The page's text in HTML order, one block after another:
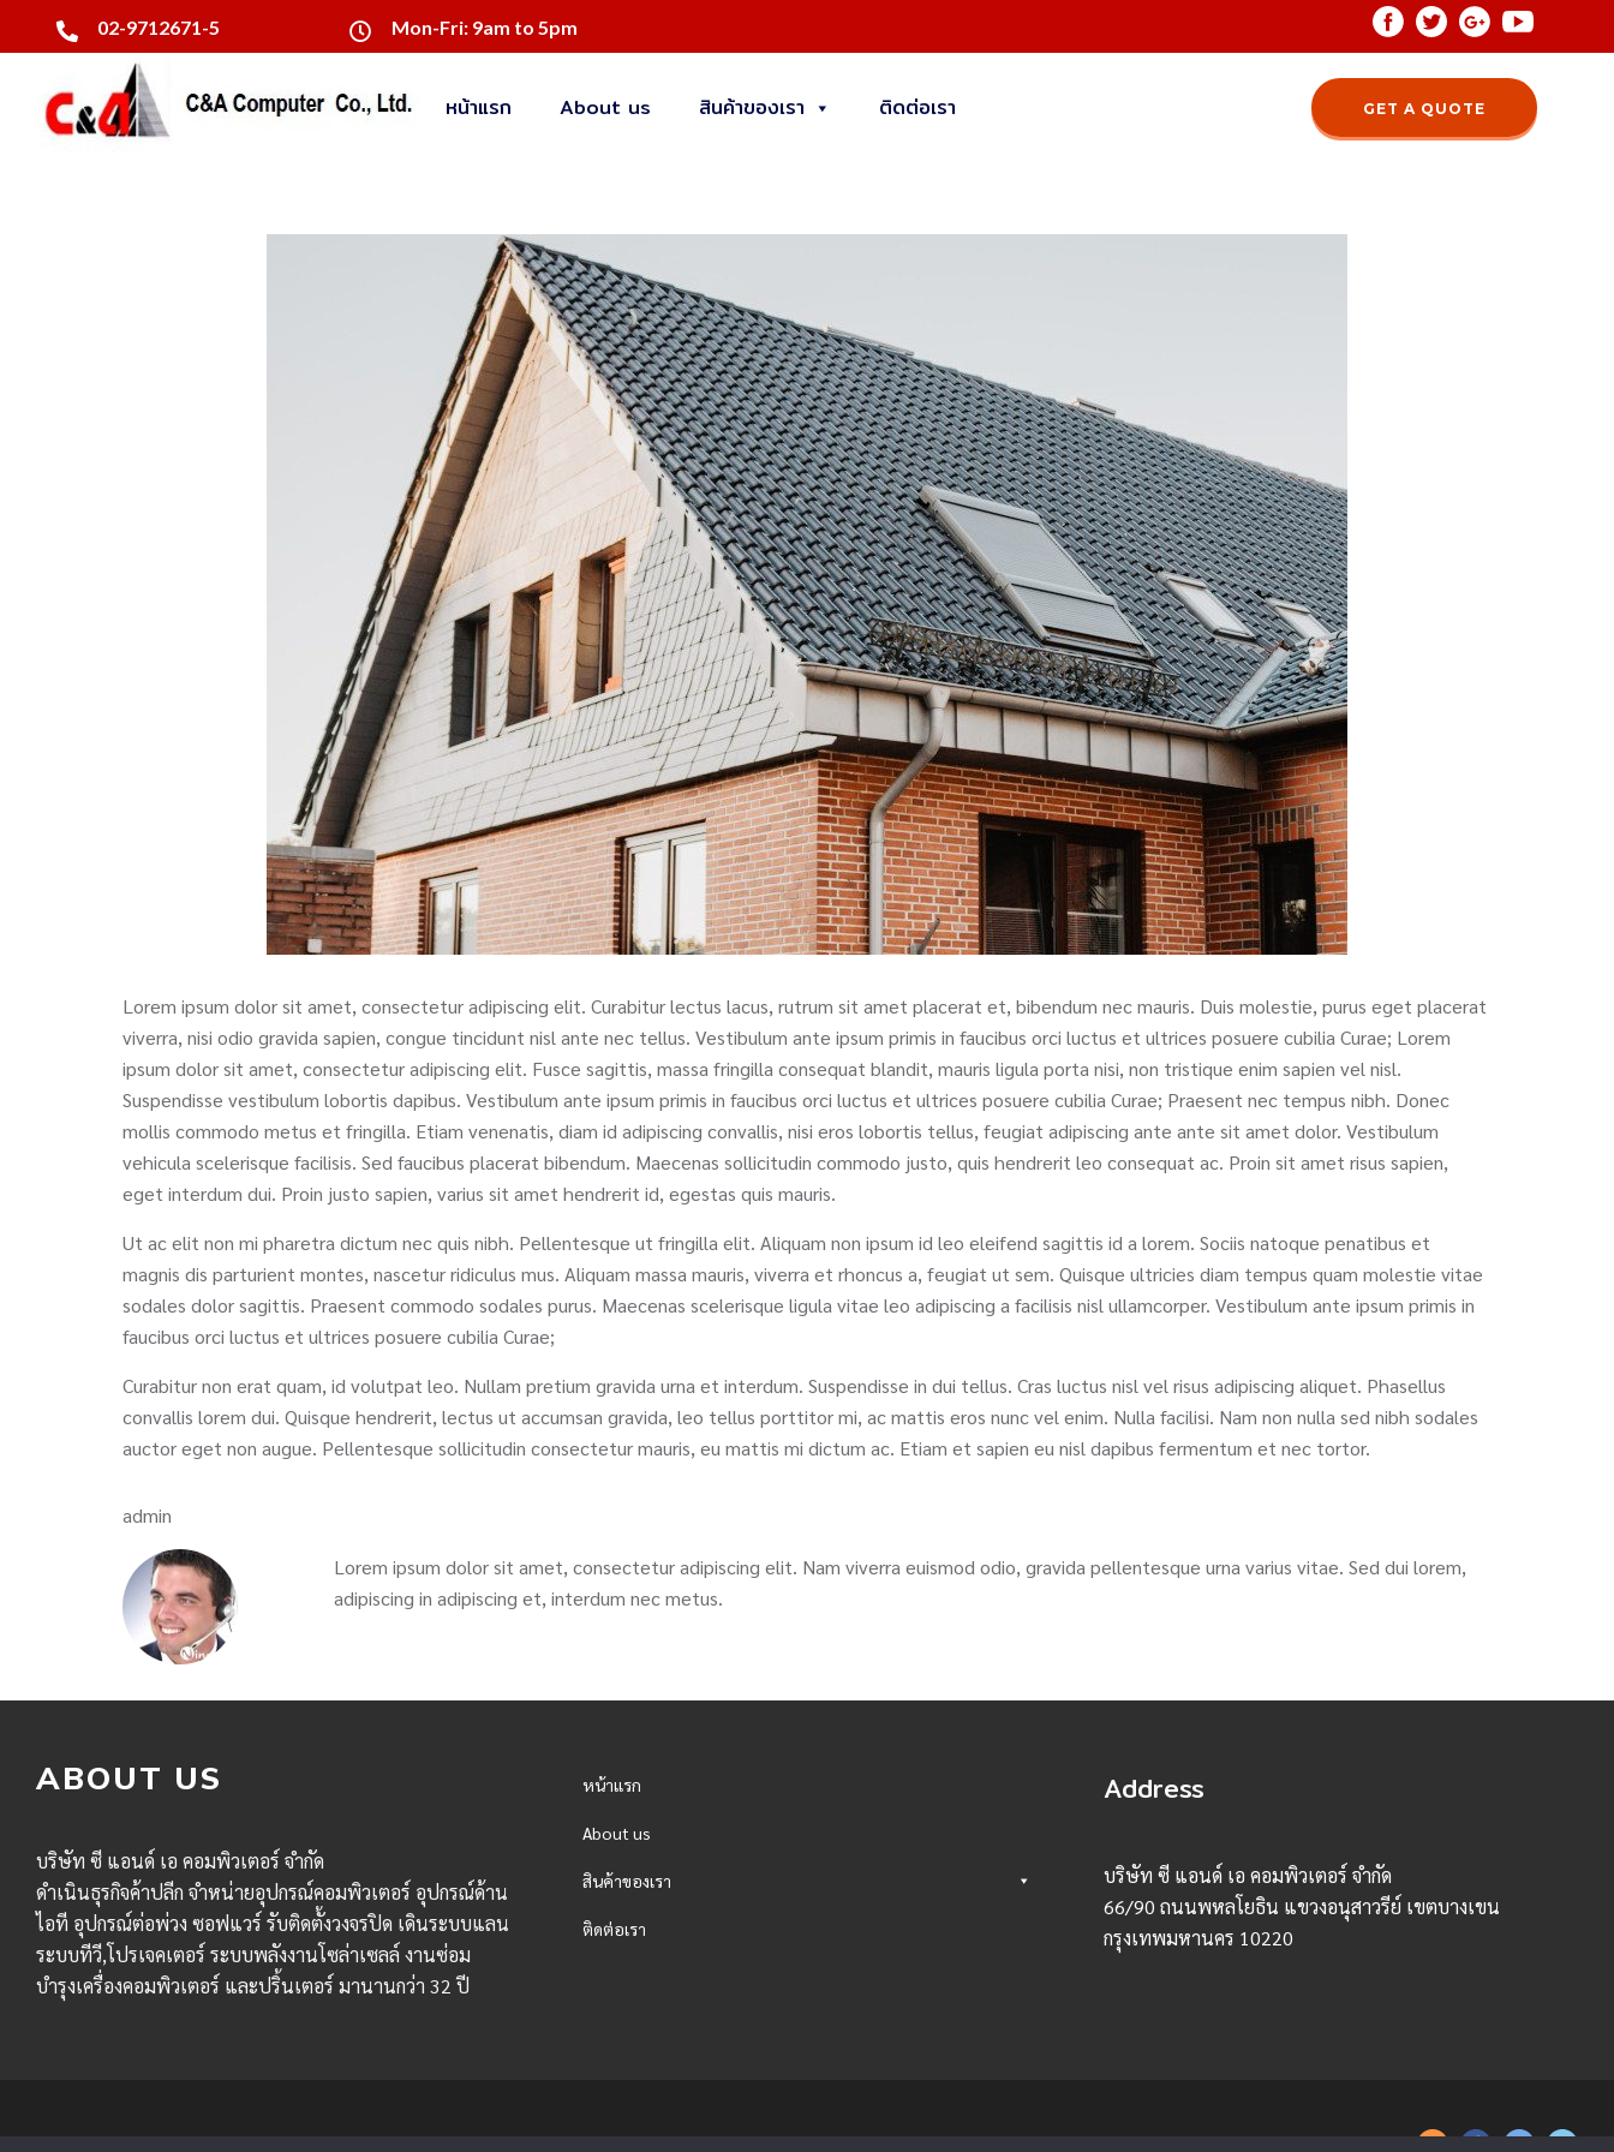
02-9712671-5 Mon-Fri: 9am to 5pm
หน้าแรก About us สินค้าของเรา ติดต่อเรา GET A QUOTE
Lorem ipsum dolor sit amet, consectetur adipiscing elit. Curabitur lectus lacus, rutrum sit amet placerat et, bibendum nec mauris. Duis molestie, purus eget placerat
viverra, nisi odio gravida sapien, congue tincidunt nisl ante nec tellus. Vestibulum ante ipsum primis in faucibus orci luctus et ultrices posuere cubilia Curae; Lorem
ipsum dolor sit amet, consectetur adipiscing elit. Fusce sagittis, massa fringilla consequat blandit, mauris ligula porta nisi, non tristique enim sapien vel nisl.
Suspendisse vestibulum lobortis dapibus. Vestibulum ante ipsum primis in faucibus orci luctus et ultrices posuere cubilia Curae; Praesent nec tempus nibh. Donec
mollis commodo metus et fringilla. Etiam venenatis, diam id adipiscing convallis, nisi eros lobortis tellus, feugiat adipiscing ante ante sit amet dolor. Vestibulum
vehicula scelerisque facilisis. Sed faucibus placerat bibendum. Maecenas sollicitudin commodo justo, quis hendrerit leo consequat ac. Proin sit amet risus sapien,
eget interdum dui. Proin justo sapien, varius sit amet hendrerit id, egestas quis mauris.
Ut ac elit non mi pharetra dictum nec quis nibh. Pellentesque ut fringilla elit. Aliquam non ipsum id leo eleifend sagittis id a lorem. Sociis natoque penatibus et
magnis dis parturient montes, nascetur ridiculus mus. Aliquam massa mauris, viverra et rhoncus a, feugiat ut sem. Quisque ultricies diam tempus quam molestie vitae
sodales dolor sagittis. Praesent commodo sodales purus. Maecenas scelerisque ligula vitae leo adipiscing a facilisis nisl ullamcorper. Vestibulum ante ipsum primis in
faucibus orci luctus et ultrices posuere cubilia Curae;
Curabitur non erat quam, id volutpat leo. Nullam pretium gravida urna et interdum. Suspendisse in dui tellus. Cras luctus nisl vel risus adipiscing aliquet. Phasellus
convallis lorem dui. Quisque hendrerit, lectus ut accumsan gravida, leo tellus porttitor mi, ac mattis eros nunc vel enim. Nulla facilisi. Nam non nulla sed nibh sodales
auctor eget non augue. Pellentesque sollicitudin consectetur mauris, eu mattis mi dictum ac. Etiam et sapien eu nisl dapibus fermentum et nec tortor.
admin
Lorem ipsum dolor sit amet, consectetur adipiscing elit. Nam viverra euismod odio, gravida pellentesque urna varius vitae. Sed dui lorem,
adipiscing in adipiscing et, interdum nec metus.
ABOUT US
บริษัท ซี แอนด์ เอ คอมพิวเตอร์ จำกัด
ดำเนินธุรกิจค้าปลีก จำหน่ายอุปกรณ์คอมพิวเตอร์ อุปกรณ์ด้าน
ไอที อุปกรณ์ต่อพ่วง ซอฟแวร์ รับติดตั้งวงจรปิด เดินระบบแลน
ระบบทีวี,โปรเจคเตอร์ ระบบพลังงานโซล่าเซลล์ งานซ่อม
บำรุงเครื่องคอมพิวเตอร์ และปริ้นเตอร์ มานานกว่า 32 ปี
หน้าแรก
About us
สินค้าของเรา
ติดต่อเรา
Address
บริษัท ซี แอนด์ เอ คอมพิวเตอร์ จำกัด
66/90 ถนนพหลโยธิน แขวงอนุสาวรีย์ เขตบางเขน
กรุงเทพมหานคร 10220